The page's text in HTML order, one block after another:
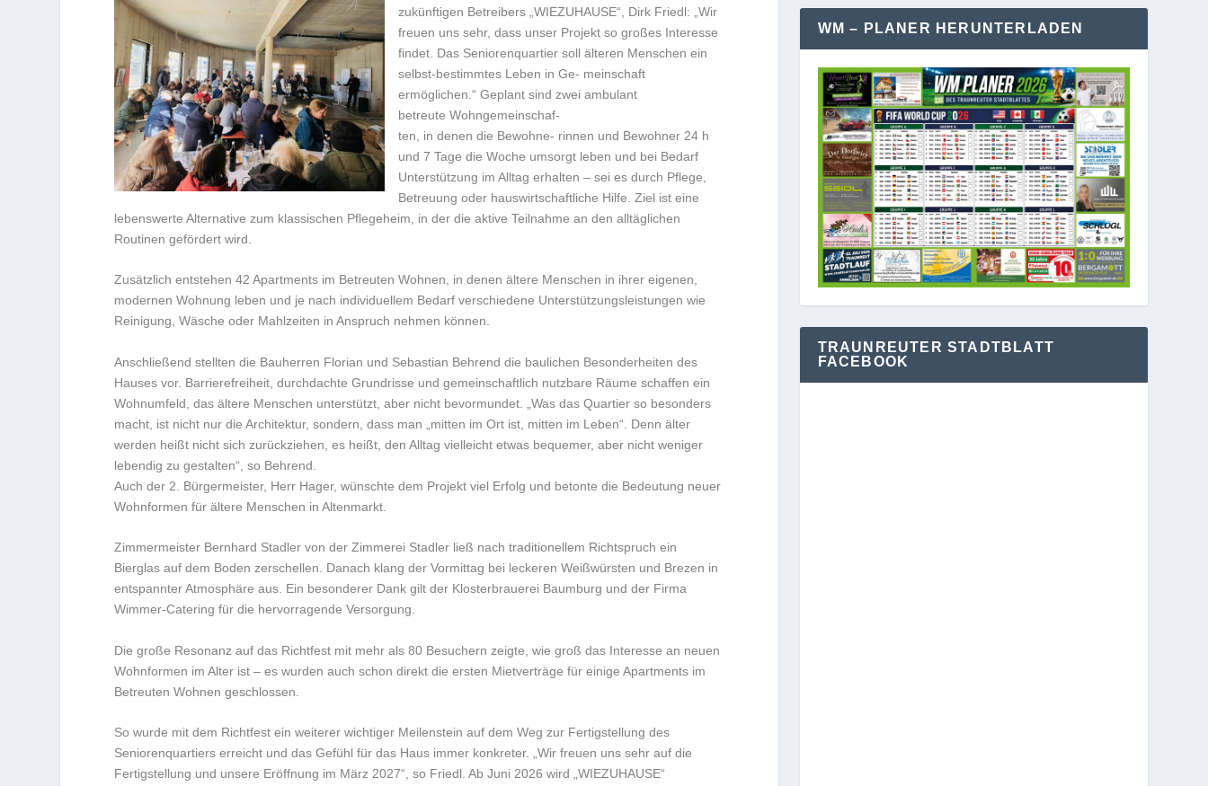
zukünftigen Betreibers „WIEZUHAUSE“, Dirk Friedl: „Wir
freuen uns sehr, dass unser Projekt so großes Interesse
findet. Das Seniorenquartier soll älteren Menschen ein
selbst-bestimmtes Leben in Ge- meinschaft
ermöglichen.“ Geplant sind zwei ambulant
betreute Wohngemeinschaf-
ten, in denen die Bewohne- rinnen und Bewohner 24 h
und 7 Tage die Woche umsorgt leben und bei Bedarf
Unterstützung im Alltag erhalten – sei es durch Pflege,
Betreuung oder hauswirtschaftliche Hilfe. Ziel ist eine
lebenswerte Alternative zum klassischen Pflegeheim, in der die aktive Teilnahme an den alltäglichen
Routinen gefördert wird.
Zusätzlich entstehen 42 Apartments im Betreuten Wohnen, in denen ältere Menschen in ihrer eigenen,
modernen Wohnung leben und je nach individuellem Bedarf verschiedene Unterstützungsleistungen wie
Reinigung, Wäsche oder Mahlzeiten in Anspruch nehmen können.
Anschließend stellten die Bauherren Florian und Sebastian Behrend die baulichen Besonderheiten des
Hauses vor. Barrierefreiheit, durchdachte Grundrisse und gemeinschaftlich nutzbare Räume schaffen ein
Wohnumfeld, das ältere Menschen unterstützt, aber nicht bevormundet. „Was das Quartier so besonders
macht, ist nicht nur die Architektur, sondern, dass man „mitten im Ort ist, mitten im Leben“. Denn älter
werden heißt nicht sich zurückziehen, es heißt, den Alltag vielleicht etwas bequemer, aber nicht weniger
lebendig zu gestalten“, so Behrend.
Auch der 2. Bürgermeister, Herr Hager, wünschte dem Projekt viel Erfolg und betonte die Bedeutung neuer
Wohnformen für ältere Menschen in Altenmarkt.
Zimmermeister Bernhard Stadler von der Zimmerei Stadler ließ nach traditionellem Richtspruch ein
Bierglas auf dem Boden zerschellen. Danach klang der Vormittag bei leckeren Weißwürsten und Brezen in
entspannter Atmosphäre aus. Ein besonderer Dank gilt der Klosterbrauerei Baumburg und der Firma
Wimmer-Catering für die hervorragende Versorgung.
Die große Resonanz auf das Richtfest mit mehr als 80 Besuchern zeigte, wie groß das Interesse an neuen
Wohnformen im Alter ist – es wurden auch schon direkt die ersten Mietverträge für einige Apartments im
Betreuten Wohnen geschlossen.
So wurde mit dem Richtfest ein weiterer wichtiger Meilenstein auf dem Weg zur Fertigstellung des
Seniorenquartiers erreicht und das Gefühl für das Haus immer konkreter. „Wir freuen uns sehr auf die
Fertigstellung und unsere Eröffnung im März 2027“, so Friedl. Ab Juni 2026 wird „WIEZUHAUSE“
WM – PLANER HERUNTERLADEN
TRAUNREUTER STADTBLATT
FACEBOOK